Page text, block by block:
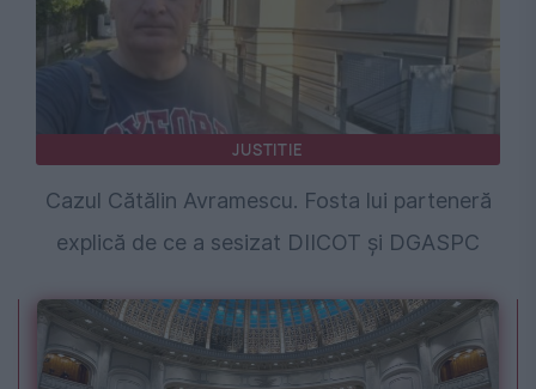
JUSTITIE
Cazul Cătălin Avramescu. Fosta lui parteneră
explică de ce a sesizat DIICOT și DGASPC